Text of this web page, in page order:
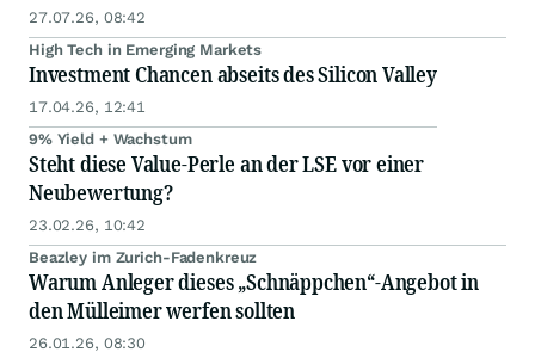
27.07.26, 08:42
High Tech in Emerging Markets
Investment Chancen abseits des Silicon Valley
17.04.26, 12:41
9% Yield + Wachstum
Steht diese Value-Perle an der LSE vor einer
Neubewertung?
23.02.26, 10:42
Beazley im Zurich-Fadenkreuz
Warum Anleger dieses „Schnäppchen“-Angebot in
den Mülleimer werfen sollten
26.01.26, 08:30